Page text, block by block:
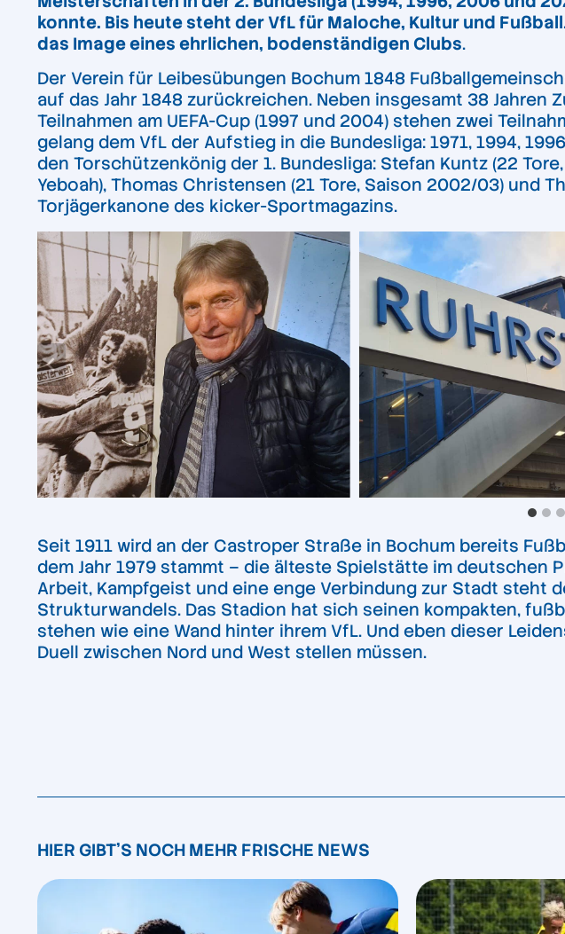
konnte. Bis heute steht der VfL für Maloche, Kultur und Fußball
das Image eines ehrlichen, bodenständigen Clubs.
Der Verein für Leibesübungen Bochum 1848
auf das Jahr 1848 zurückreichen. Neben insgesamt 38 Jahren
Teilnahmen am UEFA-Cup (1997 und 2004) stehen zwei
gelang dem VfL der Aufstieg in die Bundesliga: 1971, 1994,
den Torschützenkönig der 1. Bundesliga: Stefan Kuntz (22
Yeboah), Thomas Christensen (21 Tore, Saison 2002/03) und
Torjägerkanone des kicker-Sportmagazins.
Seit 1911 wird an der Castroper Straße in Bochum bereits
dem Jahr 1979 stammt – die älteste Spielstätte im
Arbeit, Kampfgeist und eine enge Verbindung zur Stadt steht
Strukturwandels. Das Stadion hat sich seinen kompakten,
stehen wie eine Wand hinter ihrem VfL. Und eben dieser
Duell zwischen Nord und West stellen müssen.
HIER GIBT'S NOCH MEHR FRISCHE NEWS